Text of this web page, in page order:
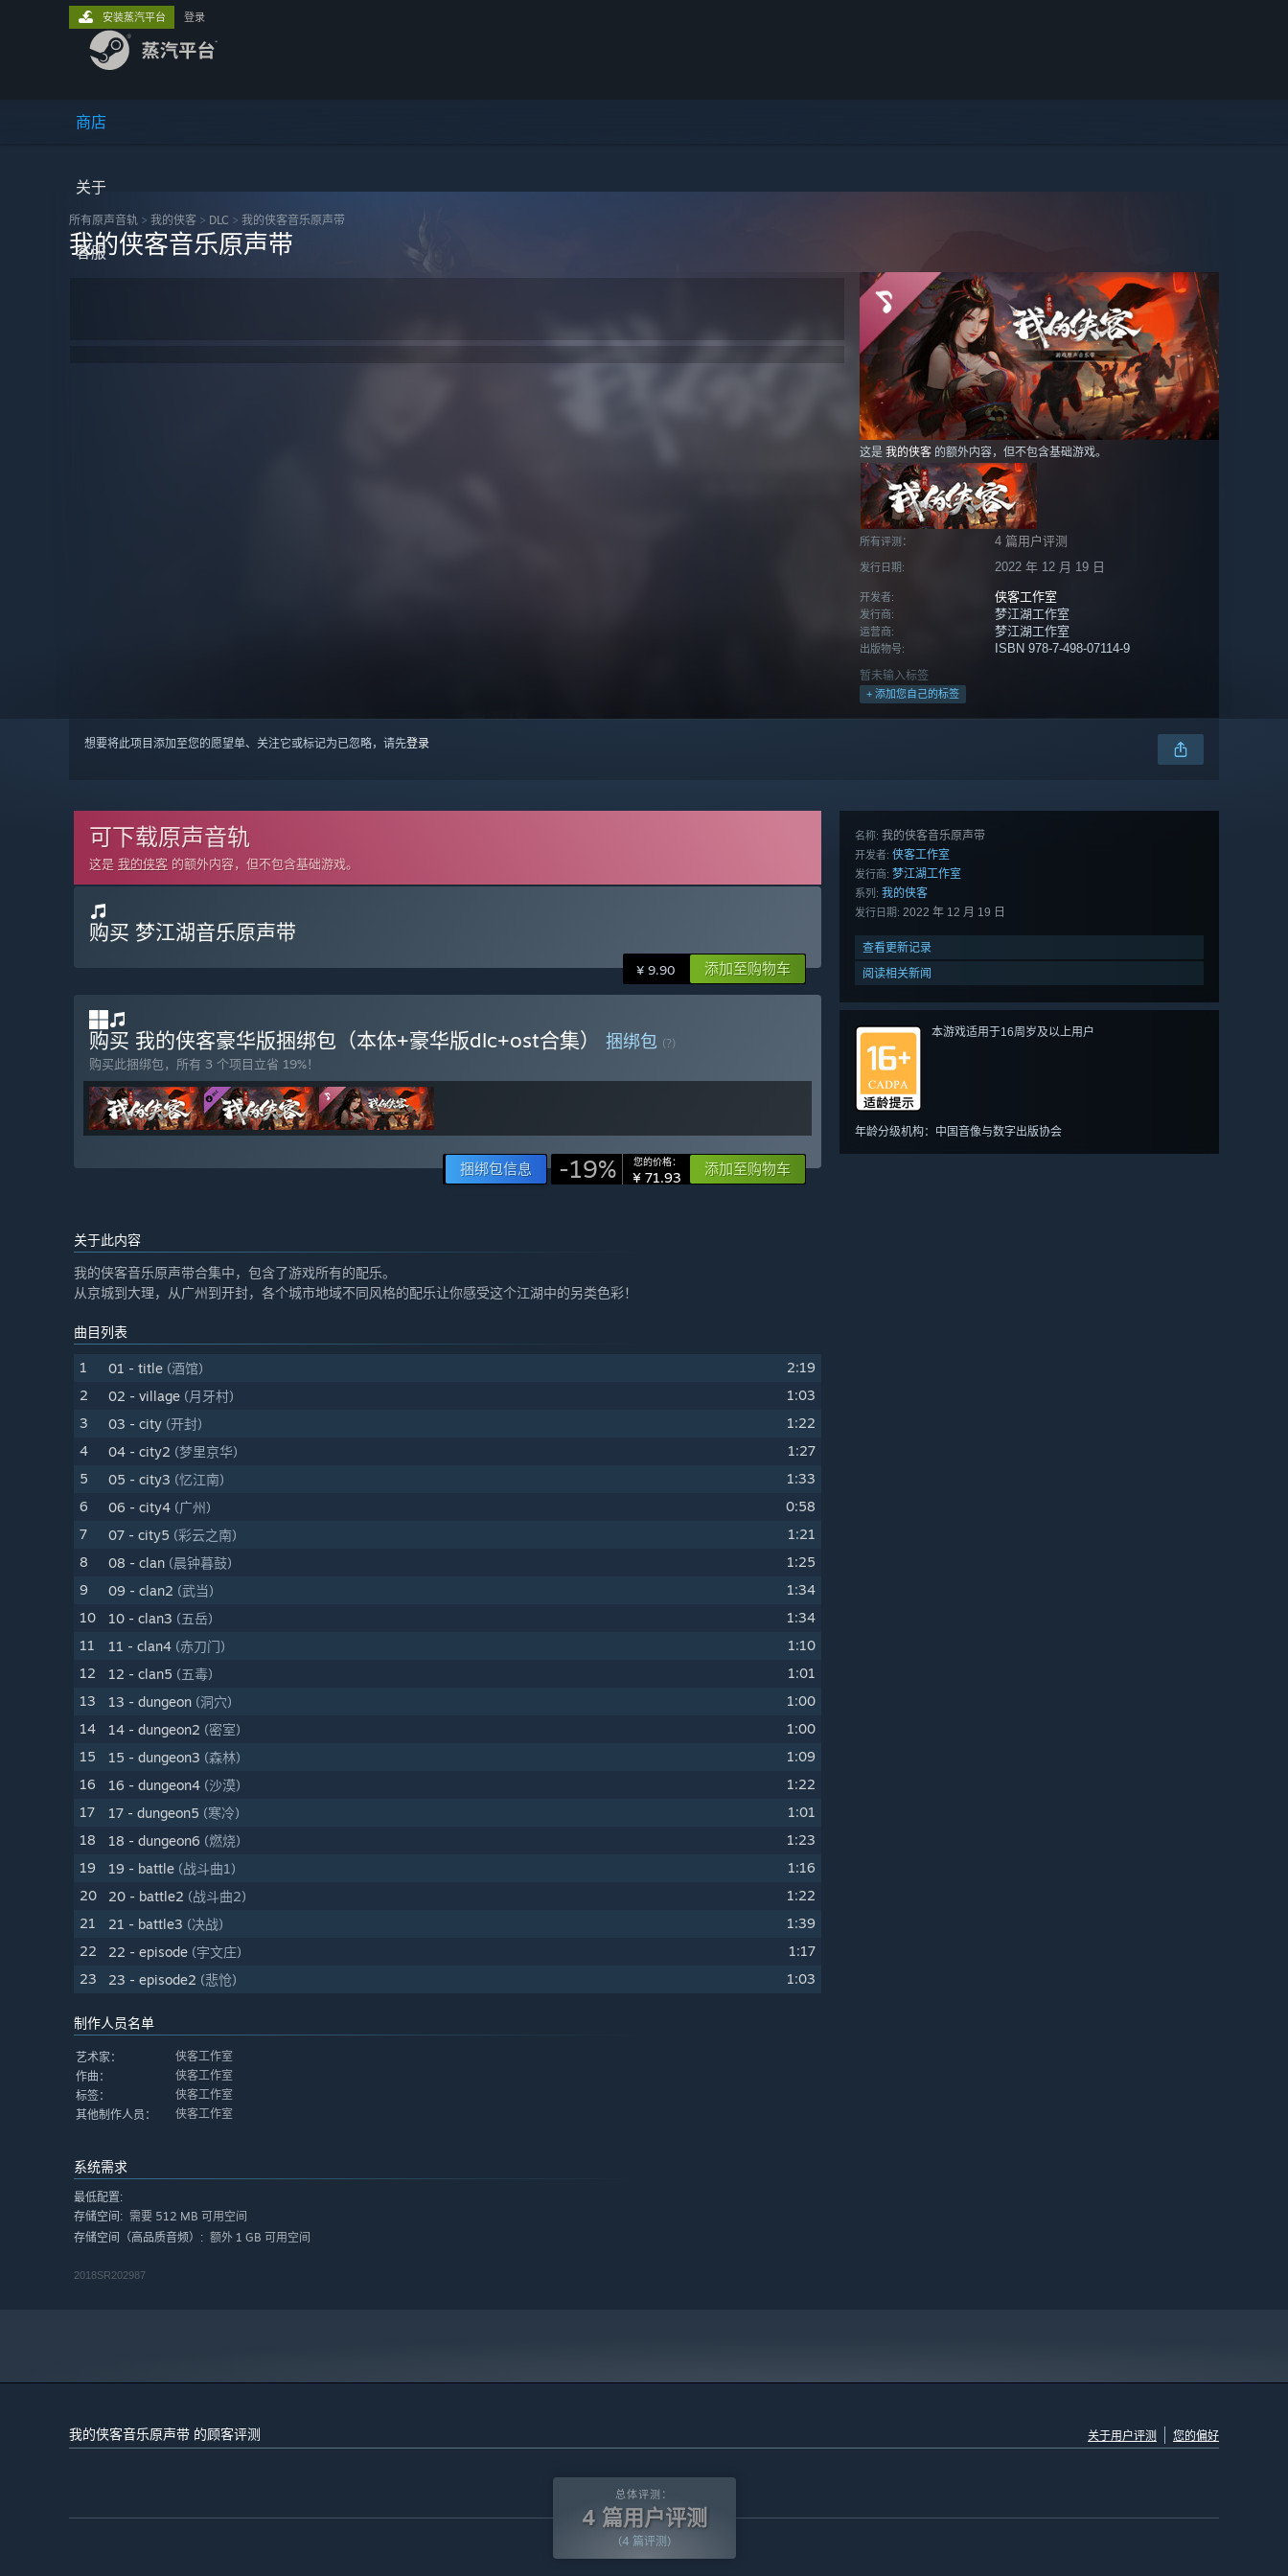
商店
关于
客服
安装蒸汽平台 登录
所有原声音轨 > 我的侠客 > DLC > 我的侠客音乐原声带
我的侠客音乐原声带
这是 我的侠客 的额外内容，但不包含基础游戏。
所有评测： 4 篇用户评测
发行日期: 2022 年 12 月 19 日
开发者: 侠客工作室
发行商: 梦江湖工作室
运营商: 梦江湖工作室
出版物号: ISBN 978-7-498-07114-9
暂未输入标签
+ 添加您自己的标签
想要将此项目添加至您的愿望单、关注它或标记为已忽略，请先登录
名称: 我的侠客音乐原声带
开发者: 侠客工作室
发行商: 梦江湖工作室
系列: 我的侠客
发行日期: 2022 年 12 月 19 日
查看更新记录
阅读相关新闻
本游戏适用于16周岁及以上用户
年龄分级机构：中国音像与数字出版协会
可下载原声音轨
这是 我的侠客 的额外内容，但不包含基础游戏。
购买 梦江湖音乐原声带
¥ 9.90 添加至购物车
购买 我的侠客豪华版捆绑包（本体+豪华版dlc+ost合集） 捆绑包 (?)
购买此捆绑包，所有 3 个项目立省 19%！
捆绑包信息 -19% 您的价格：
¥ 71.93 添加至购物车
关于此内容
我的侠客音乐原声带合集中，包含了游戏所有的配乐。
从京城到大理，从广州到开封，各个城市地域不同风格的配乐让你感受这个江湖中的另类色彩！
曲目列表
1 01 - title (酒馆)
2:19
2
02 - village (月牙村)
1:03
3
03 - city (开封)
1:22
4
04 - city2 (梦里京华)
1:27
5
05 - city3 (忆江南)
1:33
6
06 - city4 (广州)
0:58
7
07 - city5 (彩云之南)
1:21
8
08 - clan (晨钟暮鼓)
1:25
9
09 - clan2 (武当)
1:34
10
10 - clan3 (五岳)
1:34
11
11 - clan4 (赤刀门)
1:10
12
12 - clan5 (五毒)
1:01
13
13 - dungeon (洞穴)
1:00
14
14 - dungeon2 (密室)
1:00
15
15 - dungeon3 (森林)
1:09
16
16 - dungeon4 (沙漠)
1:22
17
17 - dungeon5 (寒冷)
1:01
18
18 - dungeon6 (燃烧)
1:23
19
19 - battle (战斗曲1)
1:16
20
20 - battle2 (战斗曲2)
1:22
21
21 - battle3 (决战)
1:39
22
22 - episode (宇文庄)
1:17
23
23 - episode2 (悲怆) 1:03
制作人员名单
艺术家： 侠客工作室
作曲： 侠客工作室
标签： 侠客工作室
其他制作人员： 侠客工作室
系统需求
最低配置:
存储空间: 需要 512 MB 可用空间
存储空间（高品质音频）: 额外 1 GB 可用空间
2018SR202987
我的侠客音乐原声带 的顾客评测 关于用户评测 您的偏好
总体评测：
4 篇用户评测
(4 篇评测)